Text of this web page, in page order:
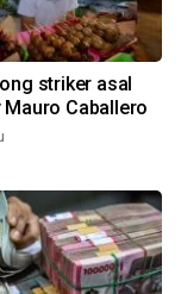
striker asal
Mauro Caballero